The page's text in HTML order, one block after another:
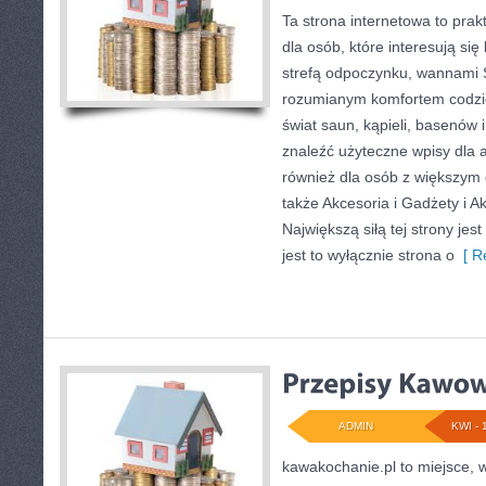
Ta strona internetowa to
dla osób, które interesują
strefą odpoczynku, wannami
rozumianym komfortem
świat saun, kąpieli, basenów
znaleźć użyteczne wpisy dla
również dla osób z
także Akcesoria i Gadżety i
Największą siłą tej strony
jest to wyłącznie strona o [
KWI -
ADMIN
kawakochanie.pl to miejsce,